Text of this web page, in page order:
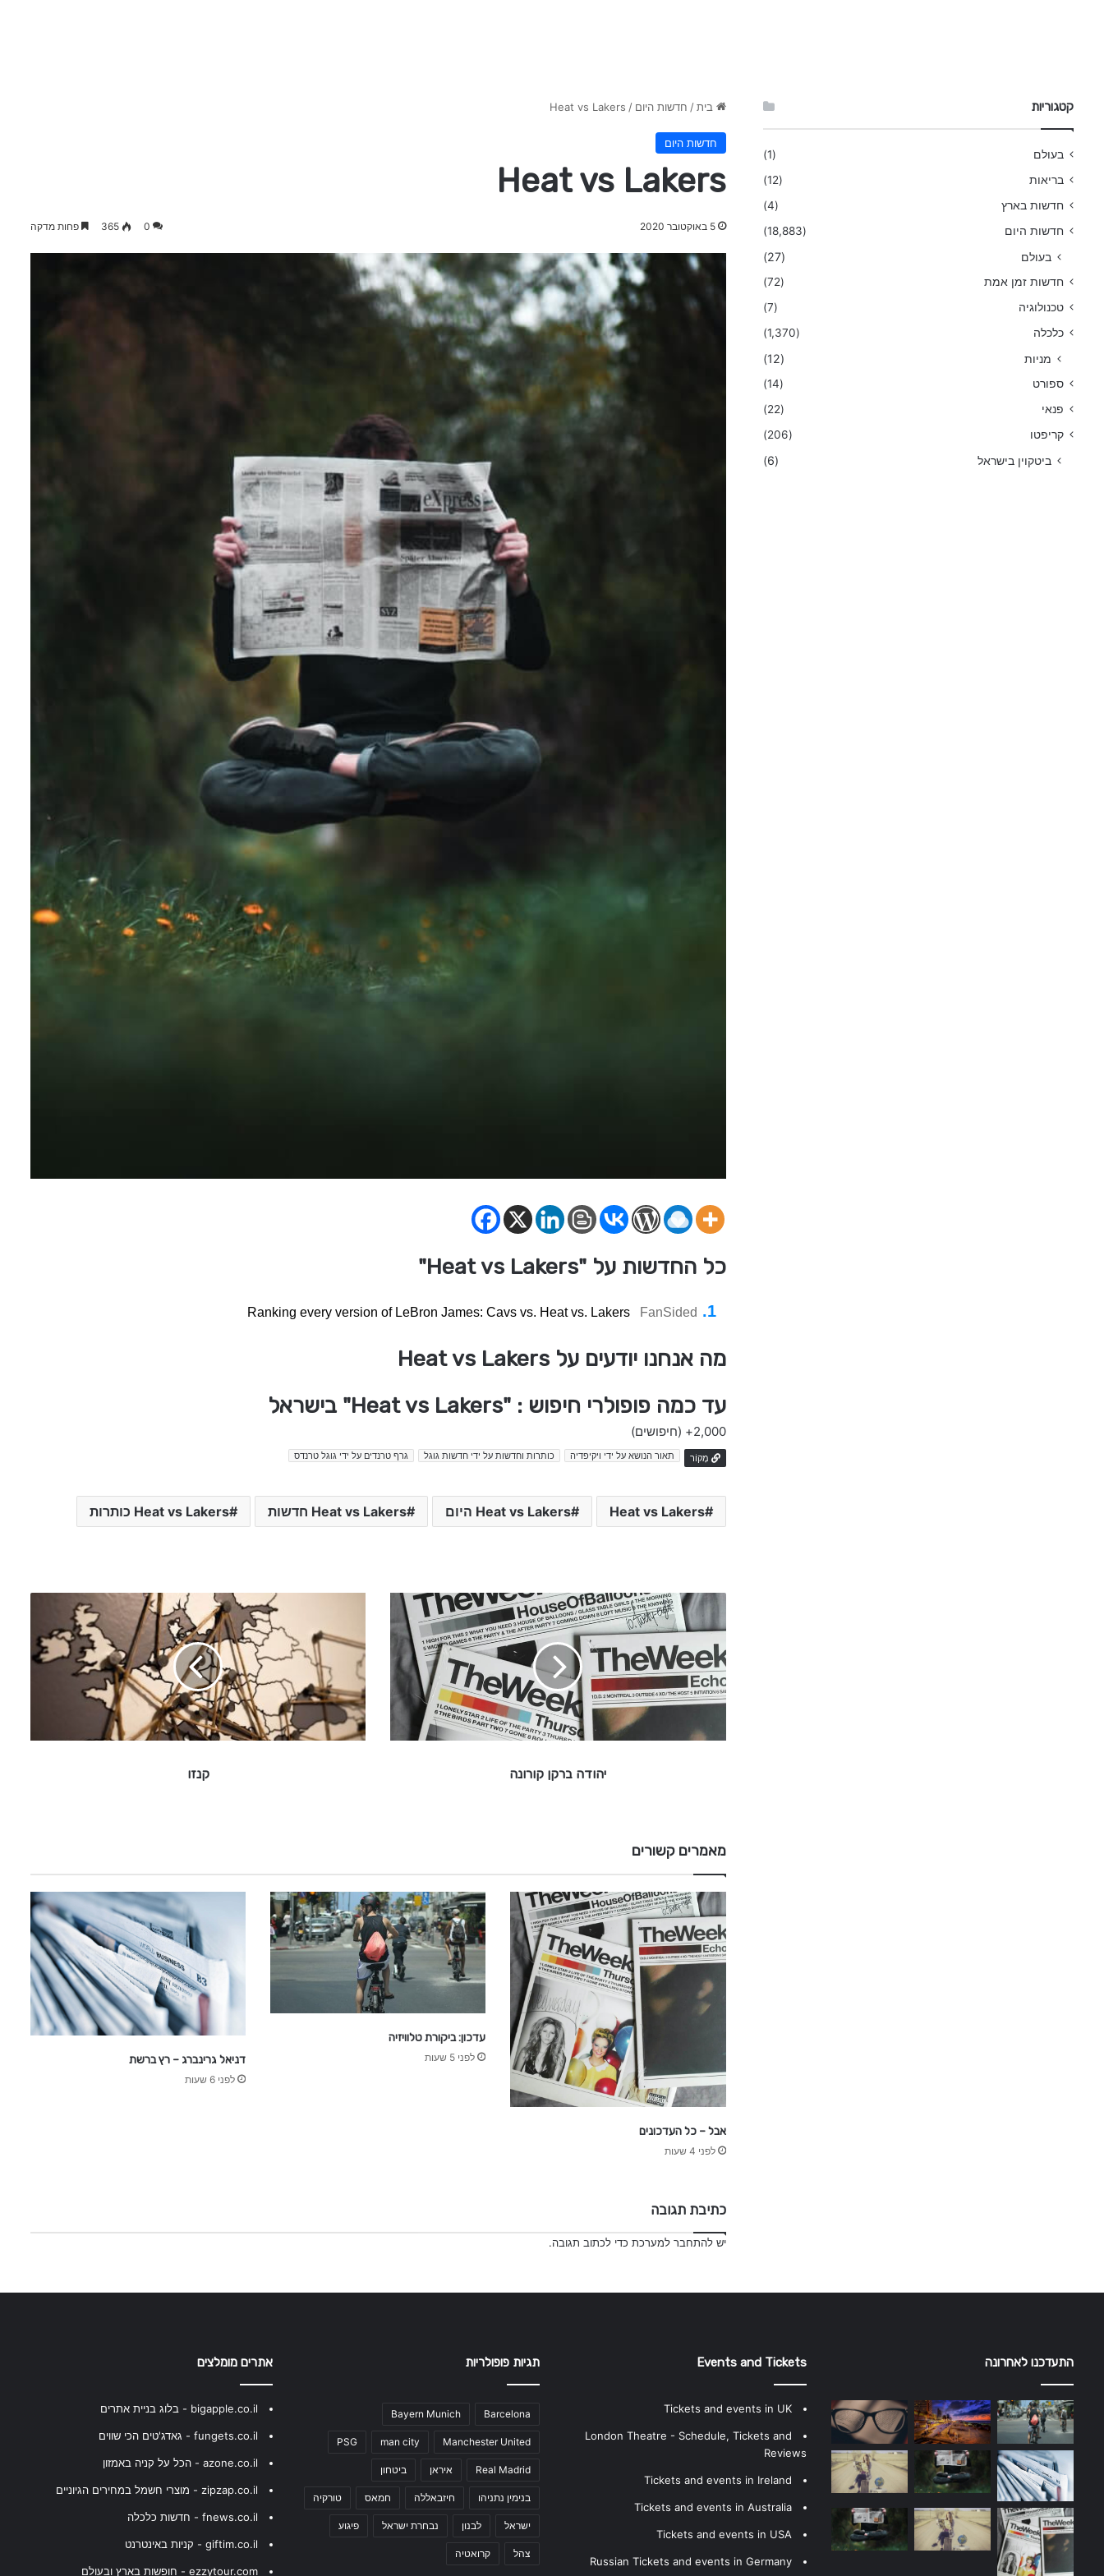
בית / חדשות היום /
Heat vs Lakers
חדשות היום
Heat vs Lakers
5 באוקטובר 2020 0
365 פחות מדקה
כל החדשות על "Heat vs Lakers"
Ranking every version of LeBron James: Cavs vs. Heat vs. Lakers FanSided
מה אנחנו יודעים על Heat vs Lakers
עד כמה פופולרי חיפוש : "Heat vs Lakers" בישראל
2,000+ (חיפושים)
מָקוֹר תאור הנושא על ידי ויקיפדיה כותרות וחדשות על ידי חדשות גוגל גרף טרנדים על ידי גוגל טרנדס
Heat vs Lakers Heat vs Lakers היום Heat vs Lakers חדשות Heat vs Lakers כותרות
ו
ד
ה
ב
ר
ן
יהודה ברקן קורונה
ו
קנזו
מאמרים קשורים
אבל – כל העדכונים
לפני 4 שעות
עדכון: ביקורת טלוויזיה
לפני 5 שעות דניאל גרינברג – רץ ברשת
לפני 6 שעות
כתיבת תגובה
ישלהתחבר למערכת כדי לכתוב תגובה.
קטגוריות
בעולם
(1)
בריאות
(12)
חדשות בארץ
(4)
חדשות היום
(18,883)
בעולם (27)
חדשות זמן אמת
(72)
טכנולוגיה
(7)
כלכלה
(1,370)
מניות (12)
ספורט
(14)
פנאי
(22)
קריפטו
(206)
ביטקוין בישראל (6)
התעדכנו לאחרונה Events and Tickets
Tickets and events in UK
London Theatre - Schedule, Tickets and
Reviews
Tickets and events in Ireland
Tickets and events in Australia
Tickets and events in USA
Russian Tickets and events in Germany
תגיות פופולריות
Barcelona
Bayern Munich
Manchester United
man city
PSG
Real Madrid איראן ביטחון
בנימין נתניהו חיזבאללה חמאס טורקיה
ישראל לבנון נבחרת ישראל פיגוע
צהל קרואטיה
אתרים מומלצים
bigapple.co.il - בלוג בניית אתרים
fungets.co.il - גאדג'טים הכי שווים
azone.co.il - הכל על קניה באמזון
zipzap.co.il - מוצרי חשמל במחירים הגיוניים
fnews.co.il - חדשות כלכלה
giftim.co.il - קניות באינטרנט
ezzytour.com - חופשות בארץ ובעולם